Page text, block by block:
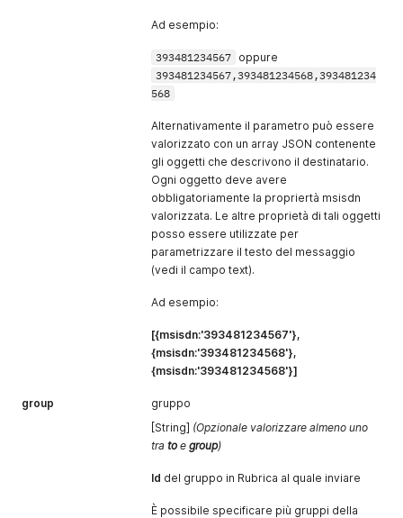
Ad esempio:
393481234567 oppure
393481234567,393481234568,393481234
568
Alternativamente il parametro può essere
valorizzato con un array JSON contenente
gli oggetti che descrivono il destinatario.
Ogni oggetto deve avere
obbligatoriamente la propriertà msisdn
valorizzata. Le altre proprietà di tali oggetti
posso essere utilizzate per
parametrizzare il testo del messaggio
(vedi il campo text).
Ad esempio:
[{msisdn:'393481234567'},
{msisdn:'393481234568'},
{msisdn:'393481234568'}]
group
gruppo
[String] (Opzionale valorizzare almeno uno
tra to e group)
Id del gruppo in Rubrica al quale inviare
È possibile specificare più gruppi della